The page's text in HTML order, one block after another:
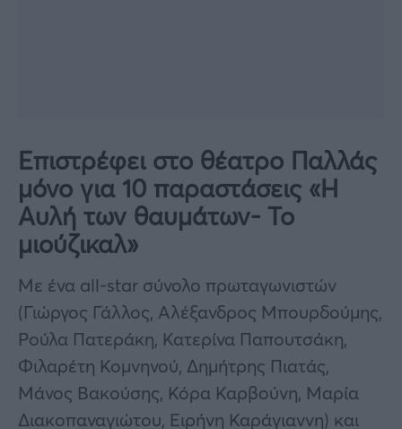
Επιστρέφει στο θέατρο Παλλάς
μόνο για 10 παραστάσεις «Η
Αυλή των θαυμάτων- Το
μιούζικαλ»
Με ένα all-star σύνολο πρωταγωνιστών
(Γιώργος Γάλλος, Αλέξανδρος Μπουρδούμης,
Ρούλα Πατεράκη, Κατερίνα Παπουτσάκη,
Φιλαρέτη Κομνηνού, Δημήτρης Πιατάς,
Μάνος Βακούσης, Κόρα Καρβούνη, Μαρία
Διακοπαναγιώτου, Ειρήνη Καράγιαννη) και